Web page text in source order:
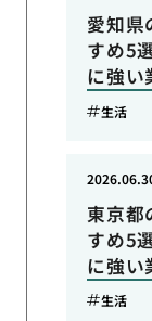
愛知県
すめ5
に強い
生活
東京都
すめ5
に強い
生活